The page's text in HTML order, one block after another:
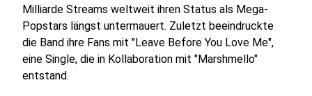
Milliarde Streams weltweit ihren Status als Mega-
Popstars längst untermauert. Zuletzt beeindruckte
die Band ihre Fans mit "Leave Before You Love Me",
eine Single, die in Kollaboration mit "Marshmello"
entstand.